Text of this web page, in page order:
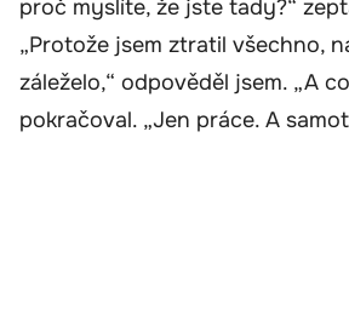
proč myslíte, že jste tady?“
„Protože jsem ztratil všechno,
záleželo,“ odpověděl jsem. „A
pokračoval. „Jen práce. A